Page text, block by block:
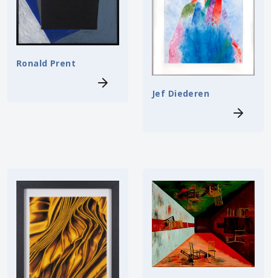
Ronald Prent
Jef Diederen